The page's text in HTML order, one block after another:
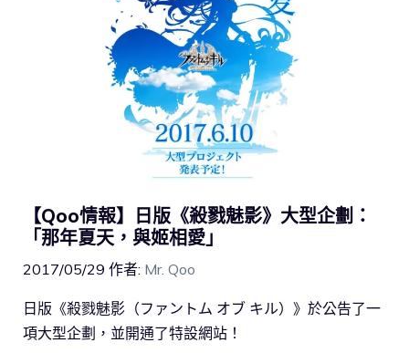
【Qoo情報】日版《殺戮魅影》大型企劃：
「那年夏天，與姬相愛」
2017/05/29 作者: Mr. Qoo
日版《殺戮魅影（ファントム オブ キル）》於公告了一
項大型企劃，並開通了特設網站！